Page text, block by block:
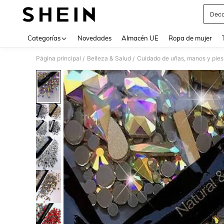
Categorías Novedades Almacén UE Ropa de mujer
Página principal / Belleza & Salud / Cuidado de uñas, manos y pies